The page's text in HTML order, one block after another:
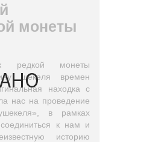
монеты
редкой монеты
шекеля времен
находка с
нас на проведение
в рамках
к нам и
историю